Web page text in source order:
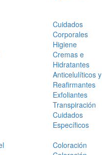
Cuidados
Corporales
Higiene
Cremas e
Hidratantes
Anticelulíticos y
Reafirmantes
Exfoliantes
Transpiración
Cuidados
Específicos
Coloración